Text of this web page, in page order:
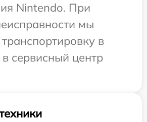
Nintendo. При
мы
в
сервисный центр